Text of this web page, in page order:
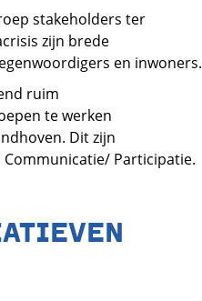
stakeholders ter
zijn brede
en inwoners.
ruim
te werken
Dit zijn
Communicatie/ Participatie.